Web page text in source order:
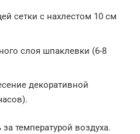
сетки с нахлестом 10 см
слоя шпаклевки (6-8
декоративной
температурой воздуха.